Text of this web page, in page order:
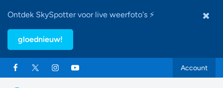
Ontdek SkySpotter voor live weerfoto's ⚡
gloednieuw!
Account